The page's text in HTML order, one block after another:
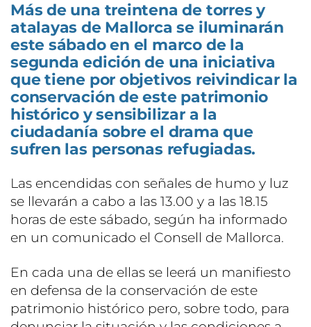
Más de una treintena de torres y
atalayas de Mallorca se iluminarán
este sábado en el marco de la
segunda edición de una iniciativa
que tiene por objetivos reivindicar la
conservación de este patrimonio
histórico y sensibilizar a la
ciudadanía sobre el drama que
sufren las personas refugiadas.
Las encendidas con señales de humo y luz
se llevarán a cabo a las 13.00 y a las 18.15
horas de este sábado, según ha informado
en un comunicado el Consell de Mallorca.
En cada una de ellas se leerá un manifiesto
en defensa de la conservación de este
patrimonio histórico pero, sobre todo, para